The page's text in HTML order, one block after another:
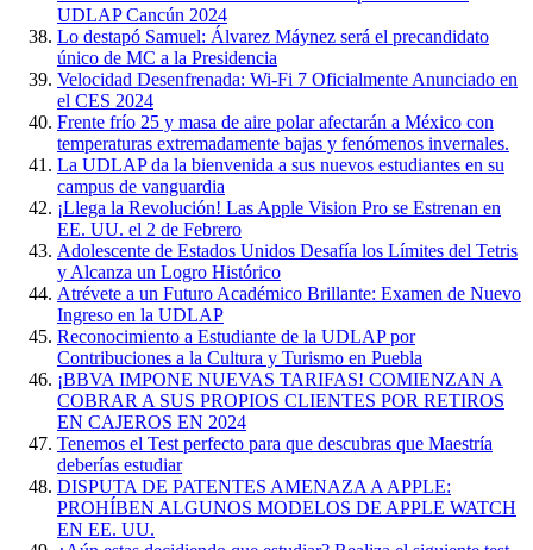
UDLAP Cancún 2024
Lo destapó Samuel: Álvarez Máynez será el precandidato
único de MC a la Presidencia
Velocidad Desenfrenada: Wi-Fi 7 Oficialmente Anunciado en
el CES 2024
Frente frío 25 y masa de aire polar afectarán a México con
temperaturas extremadamente bajas y fenómenos invernales.
La UDLAP da la bienvenida a sus nuevos estudiantes en su
campus de vanguardia
¡Llega la Revolución! Las Apple Vision Pro se Estrenan en
EE. UU. el 2 de Febrero
Adolescente de Estados Unidos Desafía los Límites del Tetris
y Alcanza un Logro Histórico
Atrévete a un Futuro Académico Brillante: Examen de Nuevo
Ingreso en la UDLAP
Reconocimiento a Estudiante de la UDLAP por
Contribuciones a la Cultura y Turismo en Puebla
¡BBVA IMPONE NUEVAS TARIFAS! COMIENZAN A
COBRAR A SUS PROPIOS CLIENTES POR RETIROS
EN CAJEROS EN 2024
Tenemos el Test perfecto para que descubras que Maestría
deberías estudiar
DISPUTA DE PATENTES AMENAZA A APPLE:
PROHÍBEN ALGUNOS MODELOS DE APPLE WATCH
EN EE. UU.